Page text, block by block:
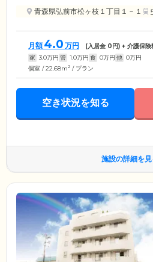
青森県弘前市松ヶ枝１丁目１－１
月額 4.0 万円 (入居金 0円) + 介護保険
家 3.0万円 管 1.0万円 食 0万円 他 0万円
個室 / 22.68m2 / プラン
空き状況を知る
施設の詳細を見